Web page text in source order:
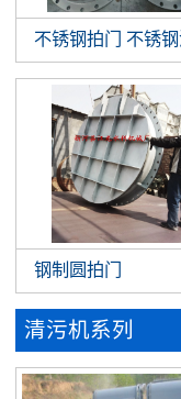
不锈钢拍门 不锈
钢制圆拍门
清污机系列